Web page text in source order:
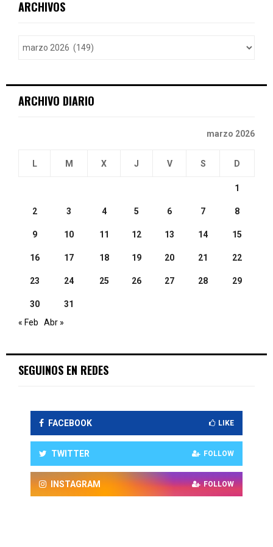
h
ARCHIVOS
ARCHIVO DIARIO
marzo 2026
L M X J V S D
1
2 3 4 5 6 7 8
9 10 11 12 13 14 15
16 17 18 19 20 21 22
23 24 25 26 27 28 29
30
31
« Feb
Abr »
SEGUINOS EN REDES
FACEBOOK LIKE
TWITTER FOLLOW
INSTAGRAM FOLLOW